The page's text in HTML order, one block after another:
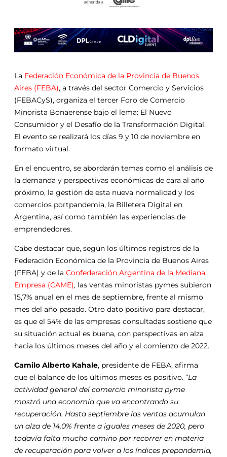
La Federación Económica de la Provincia de Buenos
Aires (FEBA), a través del sector Comercio y Servicios
(FEBACyS), organiza el tercer Foro de Comercio
Minorista Bonaerense bajo el lema: El Nuevo
Consumidor y el Desafío de la Transformación Digital.
El evento se realizará los días 9 y 10 de noviembre en
formato virtual.
En el encuentro, se abordarán temas como el análisis de
la demanda y perspectivas económicas de cara al año
próximo, la gestión de esta nueva normalidad y los
comercios portpandemia, la Billetera Digital en
Argentina, así como también las experiencias de
emprendedores.
Cabe destacar que, según los últimos registros de la
Federación Económica de la Provincia de Buenos Aires
(FEBA) y de la Confederación Argentina de la Mediana
Empresa (CAME), las ventas minoristas pymes subieron
15,7% anual en el mes de septiembre, frente al mismo
mes del año pasado. Otro dato positivo para destacar,
es que el 54% de las empresas consultadas sostiene que
su situación actual es buena, con perspectivas en alza
hacia los últimos meses del año y el comienzo de 2022.
Camilo Alberto Kahale, presidente de FEBA, afirma
que el balance de los últimos meses es positivo. “La
actividad general del comercio minorista pyme
mostró una economía que va encontrando su
recuperación. Hasta septiembre las ventas acumulan
un alza de 14,0% frente a iguales meses de 2020, pero
todavía falta mucho camino por recorrer en materia
de recuperación para volver a los índices prepandemia,